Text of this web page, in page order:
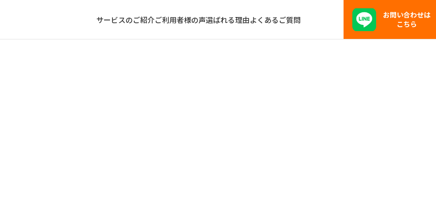
サービスのご紹介ご利用者様の声選ばれる理由よくあるご質問
お問い合わせは
こちら